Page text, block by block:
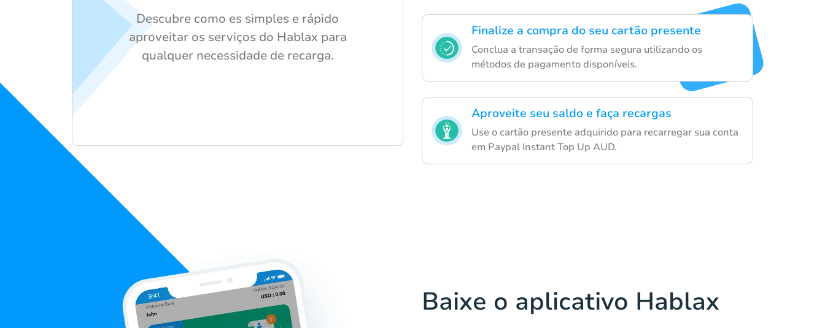
Finalize a compra do seu cartão presente
Conclua a transação de forma segura utilizando os
métodos de pagamento disponíveis.
Aproveite seu saldo e faça recargas
Use o cartão presente adquirido para recarregar sua conta
em Paypal Instant Top Up AUD.
Descubre como es simples e rápido
aproveitar os serviços do Hablax para
qualquer necessidade de recarga.
Baixe o aplicativo Hablax